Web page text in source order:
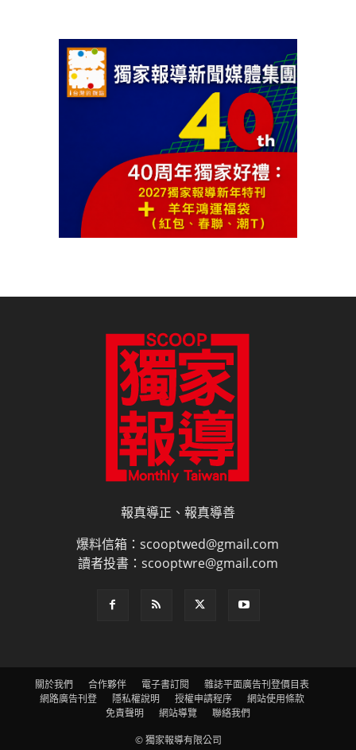
報真導正、報真導善
爆料信箱：scooptwed@gmail.com
讀者投書：scooptwre@gmail.com
關於我們 合作夥伴 電子書訂閱
雜誌平面廣告刊登價目表
網路廣告刊登
隱私權說明 授權申請程序
網站使用條款
免責聲明
網站導覽
聯絡我們
© 獨家報導有限公司